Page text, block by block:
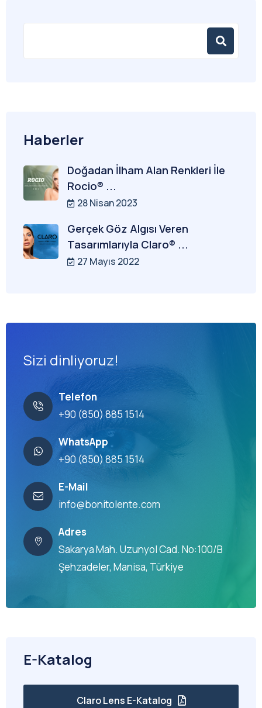
Haberler
Doğadan İlham Alan Renkleri İle
Rocio® ...
28 Nisan 2023
Gerçek Göz Algısı Veren
Tasarımlarıyla Claro® ...
27 Mayıs 2022
Sizi dinliyoruz!
Telefon
+90 (850) 885 1514
WhatsApp
+90 (850) 885 1514
E-Mail
info@bonitolente.com
Adres
Sakarya Mah. Uzunyol Cad. No:100/B
Şehzadeler, Manisa, Türkiye
E-Katalog
Claro Lens E-Katalog